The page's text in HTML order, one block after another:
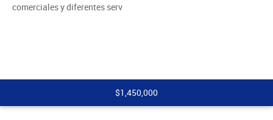
comerciales y diferentes serv
$1,450,000